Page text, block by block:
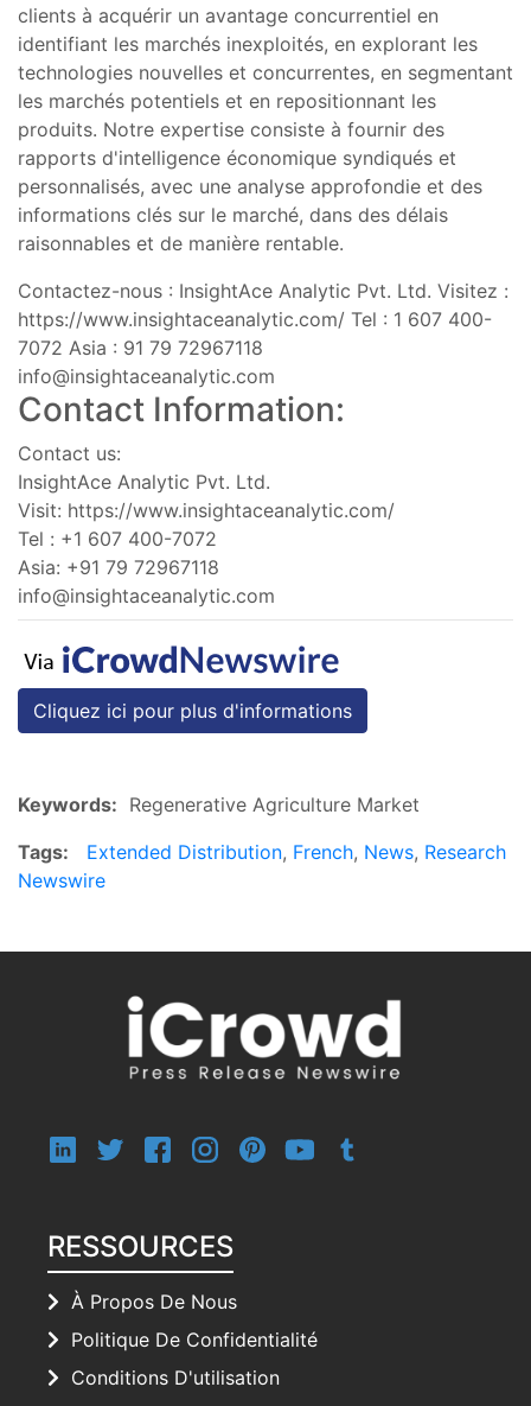
clients à acquérir un avantage concurrentiel en
identifiant les marchés inexploités, en explorant les
technologies nouvelles et concurrentes, en segmentant
les marchés potentiels et en repositionnant les
produits. Notre expertise consiste à fournir des
rapports d'intelligence économique syndiqués et
personnalisés, avec une analyse approfondie et des
informations clés sur le marché, dans des délais
raisonnables et de manière rentable.
Contactez-nous : InsightAce Analytic Pvt. Ltd. Visitez :
https://www.insightaceanalytic.com/ Tel : 1 607 400-
7072 Asia : 91 79 72967118
info@insightaceanalytic.com
Contact Information:
Contact us:
InsightAce Analytic Pvt. Ltd.
Visit: https://www.insightaceanalytic.com/
Tel : +1 607 400-7072
Asia: +91 79 72967118
info@insightaceanalytic.com
Cliquez ici pour plus d'informations
Keywords: Regenerative Agriculture Market
Tags:
Extended Distribution, French, News, Research
Newswire
RESSOURCES
À Propos De Nous
Politique De Confidentialité
Conditions D'utilisation